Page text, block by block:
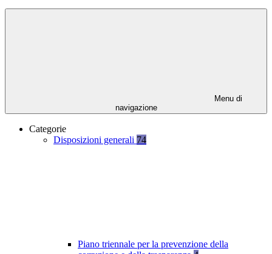
Menu di
navigazione
Categorie
Disposizioni generali 74
Piano triennale per la prevenzione della